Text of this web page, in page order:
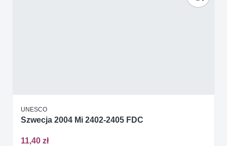
UNESCO
Szwecja 2004 Mi 2402-2405 FDC
11,40 zł